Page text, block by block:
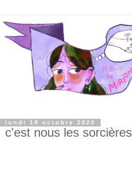
lundi 19 octobre 2020
c'est nous les sorcières